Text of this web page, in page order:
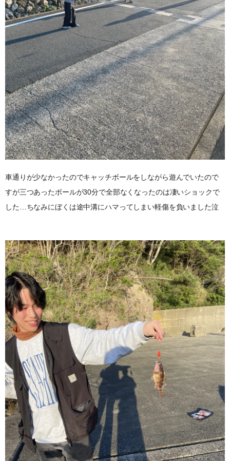
車通りが少なかったのでキャッチボールをしながら遊んでいたので
すが三つあったボールが30分で全部なくなったのは凄いショックで
した…ちなみにぼくは途中溝にハマってしまい軽傷を負いました泣